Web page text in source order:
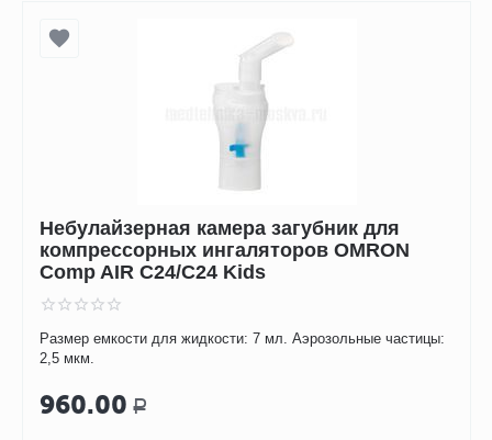
Небулайзерная камера загубник для
компрессорных ингаляторов OMRON
Comp AIR С24/C24 Kids
Размер емкости для жидкости: 7 мл. Аэрозольные частицы:
2,5 мкм.
960.00 Р